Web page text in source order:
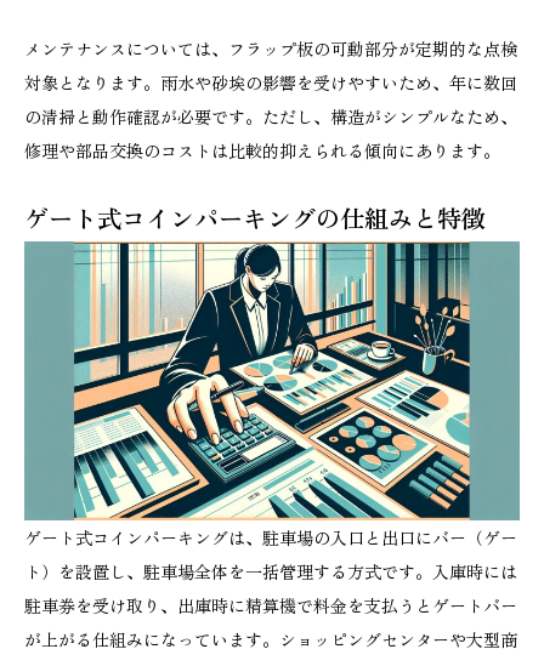
メンテナンスについては、フラップ板の可動部分が定期的な点検
対象となります。雨水や砂埃の影響を受けやすいため、年に数回
の清掃と動作確認が必要です。ただし、構造がシンプルなため、
修理や部品交換のコストは比較的抑えられる傾向にあります。
ゲート式コインパーキングの仕組みと特徴
ゲート式コインパーキングは、駐車場の入口と出口にバー（ゲー
ト）を設置し、駐車場全体を一括管理する方式です。入庫時には
駐車券を受け取り、出庫時に精算機で料金を支払うとゲートバー
が上がる仕組みになっています。ショッピングセンターや大型商